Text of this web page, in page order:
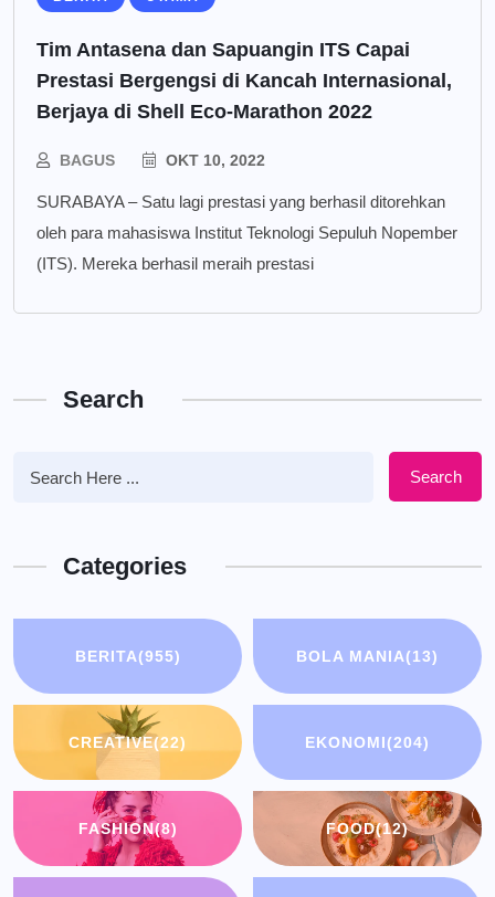
Tim Antasena dan Sapuangin ITS Capai
Prestasi Bergengsi di Kancah Internasional,
Berjaya di Shell Eco-Marathon 2022
BAGUS OKT 10, 2022
SURABAYA – Satu lagi prestasi yang berhasil ditorehkan
oleh para mahasiswa Institut Teknologi Sepuluh Nopember
(ITS). Mereka berhasil meraih prestasi
Search
Search
Categories
BERITA(955) BOLA MANIA(13)
CREATIVE(22) EKONOMI(204)
FASHION(8) FOOD(12)